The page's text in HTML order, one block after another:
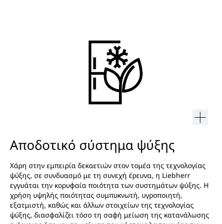
Αποδοτικό σύστημα ψύξης
Χάρη στην εμπειρία δεκαετιών στον τομέα της τεχνολογίας
ψύξης, σε συνδυασμό με τη συνεχή έρευνα, η Liebherr
εγγυάται την κορυφαία ποιότητα των συστημάτων ψύξης. Η
χρήση υψηλής ποιότητας συμπυκνωτή, υγροποιητή,
εξατμιστή, καθώς και άλλων στοιχείων της τεχνολογίας
ψύξης, διασφαλίζει τόσο τη σαφή μείωση της κατανάλωσης